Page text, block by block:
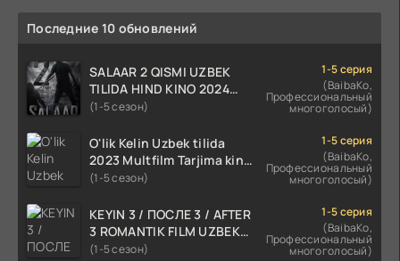
Последние 10 обновлений
SALAAR 2 QISMI UZBEK
TILIDA HIND KINO 2024
TARJIMA 720p HD Skachat
(1-5 сезон)
1-5 серия
(BaibaKo,
Профессиональный
многоголосый)
O'lik Kelin Uzbek tilida
2023 Multfilm Tarjima kino
skachat
(1-5 сезон)
1-5 серия
(BaibaKo,
Профессиональный
многоголосый)
KEYIN 3 / ПОСЛЕ 3 / AFTER
3 ROMANTIK FILM UZBEK
TILIDA 2021 TARJIMA FILM
(1-5 сезон)
1-5 серия
(BaibaKo,
Профессиональный
многоголосый)